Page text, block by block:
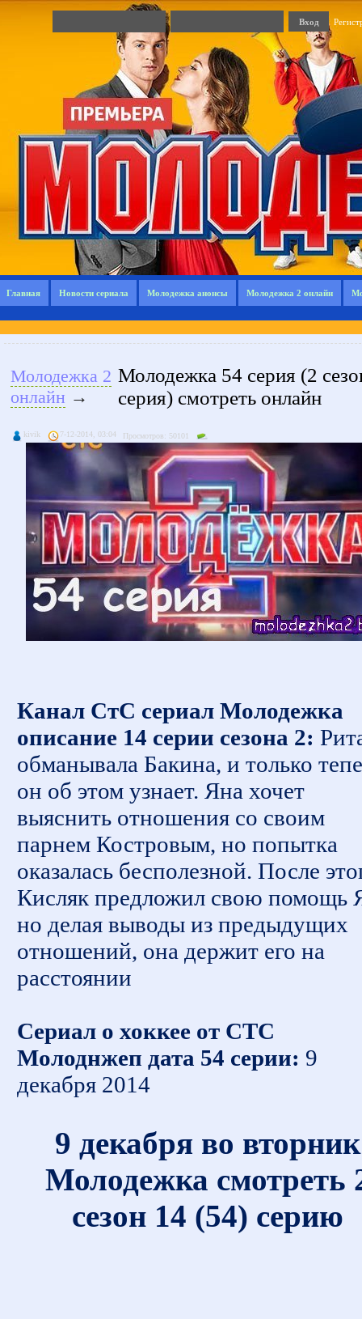
Главная Новости сериала Молодежка анонсы Молодежка 2 онлайн
Молодежка 2
онлайн →
Молодежка 54 серия (2
серия) смотреть онлайн
kivik 7-12-2014, 03:04 Просмотров: 50101
Канал СтС сериал Молодежка
описание 14 серии сезона 2:
обманывала Бакина, и только
он об этом узнает. Яна хочет
выяснить отношения со своим
парнем Костровым, но попытка
оказалась бесполезной. После
Кисляк предложил свою помощь
но делая выводы из предыдущих
отношений, она держит его на
расстоянии
Сериал о хоккее от СТС
Молоднжеп дата 54 серии: 9
декабря 2014
9 декабря во вторник
Молодежка смотреть
сезон 14 (54) серию